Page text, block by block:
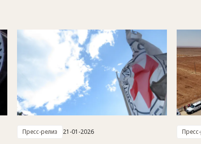
Пресс-релиз 21-01-2026